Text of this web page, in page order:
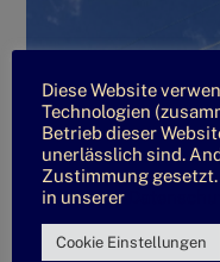
Diese Website
Technologien
Betrieb dieser
unerlässlich sind.
Zustimmung
in unserer
Cookie Einstellungen